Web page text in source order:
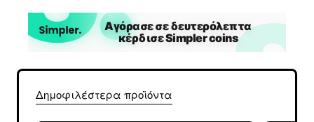
Δημοφιλέστερα προϊόντα